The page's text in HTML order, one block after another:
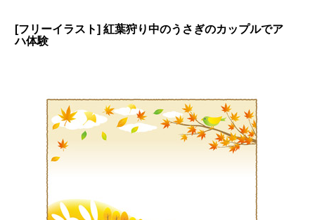
[フリーイラスト] 紅葉狩り中のうさぎのカップルでア
ハ体験